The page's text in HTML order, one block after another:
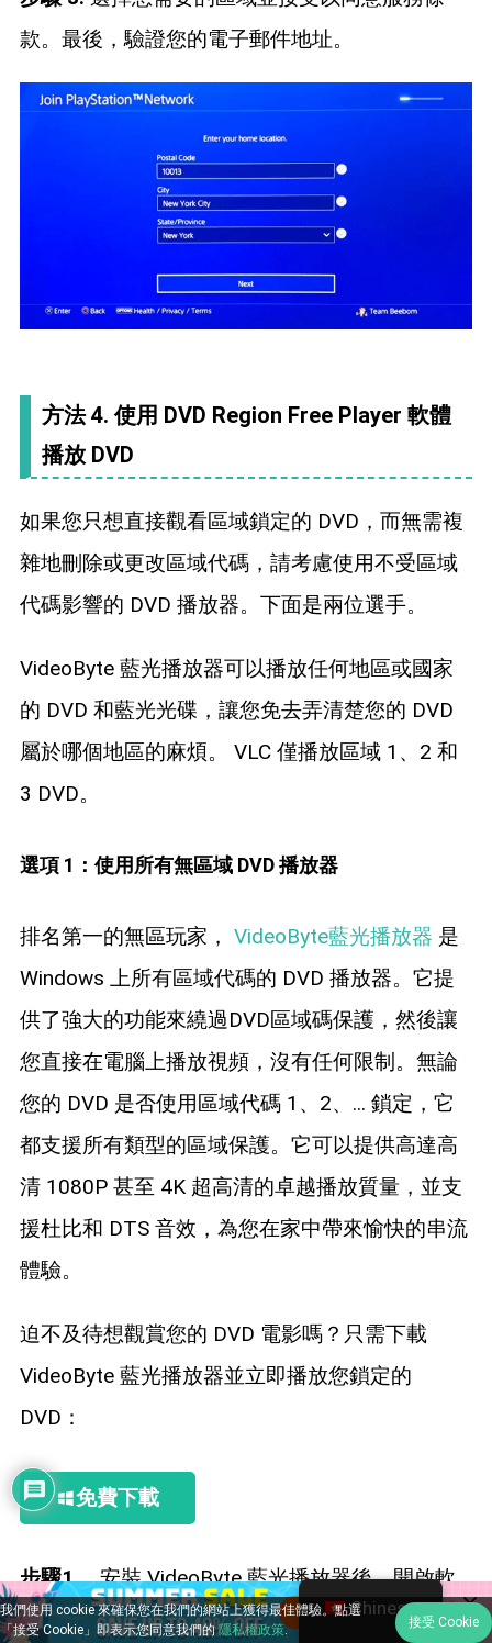
款。最後，驗證您的電子郵件地址。
方法 4. 使用 DVD Region Free Player 軟體
播放 DVD
如果您只想直接觀看區域鎖定的 DVD，而無需複
雜地刪除或更改區域代碼，請考慮使用不受區域
代碼影響的 DVD 播放器。下面是兩位選手。
VideoByte 藍光播放器可以播放任何地區或國家
的 DVD 和藍光光碟，讓您免去弄清楚您的 DVD
屬於哪個地區的麻煩。 VLC 僅播放區域 1、2 和
3 DVD。
選項 1：使用所有無區域 DVD 播放器
排名第一的無區玩家， VideoByte藍光播放器 是
Windows 上所有區域代碼的 DVD 播放器。它提
供了強大的功能來繞過DVD區域碼保護，然後讓
您直接在電腦上播放視頻，沒有任何限制。無論
您的 DVD 是否使用區域代碼 1、2、... 鎖定，它
都支援所有類型的區域保護。它可以提供高達高
清 1080P 甚至 4K 超高清的卓越播放質量，並支
援杜比和 DTS 音效，為您在家中帶來愉快的串流
體驗。
迫不及待想觀賞您的 DVD 電影嗎？只需下載
VideoByte 藍光播放器並立即播放您鎖定的
DVD：
免費下載
步驟1。安裝 VideoByte 藍光播放器後，開啟軟
體並插入用區域代碼鎖定的 DVD 光碟。Chinese
我們使用 cookie 來確保您在我們的網站上獲得最佳體驗。點選
「接受 Cookie」即表示您同意我們的隱私權政策.
接受 Cookie